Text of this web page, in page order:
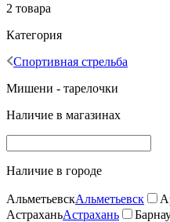
2 товара
Категория
Спортивная стрельба
Мишени - тарелочки
Наличие в магазинах
Наличие в городе
АльметьевскАльметьевск
АстраханьАстрахань